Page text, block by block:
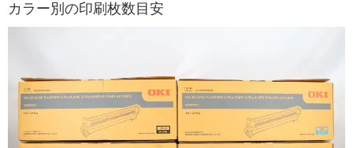
カラー別の印刷枚数目安